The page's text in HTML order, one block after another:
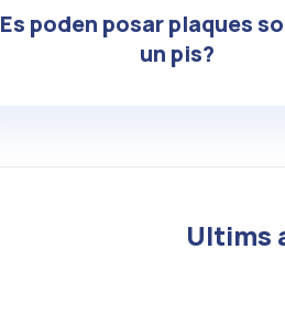
Es poden posar plaques
un pis?
Ultims